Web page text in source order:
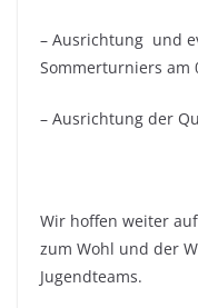
– Ausrichtung und
Sommerturniers am
– Ausrichtung der
Wir hoffen weiter
zum Wohl und der
Jugendteams.